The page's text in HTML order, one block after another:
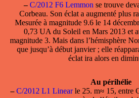
– C/2012 F6 Lemmon se trouve
Corbeau. Son éclat a augmenté plus
Mesurée à magnitude 9.6 le 14
0,73 UA du Soleil en Mars 2013 et
magnitude 3. Mais dans l’hémisphère
que jusqu’à début janvier ; elle
éclat ira alors en
Au périhélie
– C/2012 L1 Linearle 25. m≈ 15, entre